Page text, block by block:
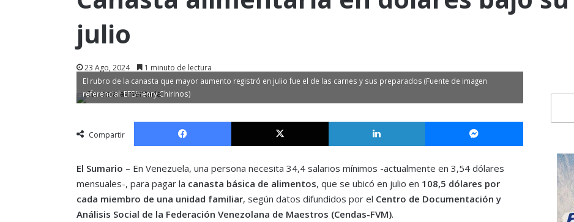
julio
23 Ago, 2024 1 minuto de lectura
El rubro de la canasta que mayor aumento registró en julio fue el de las carnes y sus preparados (Fuente de imagen
referencial: EFE/Henry Chirinos)
Compartir
Facebook X LinkedIn Messenger
El Sumario – En Venezuela, una persona necesita 34,4 salarios mínimos -actualmente en 3,54 dólares
mensuales-, para pagar la canasta básica de alimentos, que se ubicó en julio en 108,5 dólares por
cada miembro de una unidad familiar, según datos difundidos por el Centro de Documentación y
Análisis Social de la Federación Venezolana de Maestros (Cendas-FVM).